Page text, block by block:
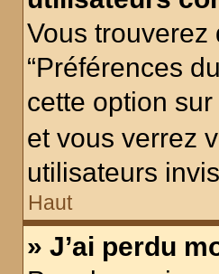
Vous trouverez
“Préférences
cette option sur
et vous verrez
utilisateurs
Haut
» J’ai perdu